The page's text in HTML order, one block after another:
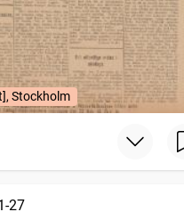
Stockholm
27